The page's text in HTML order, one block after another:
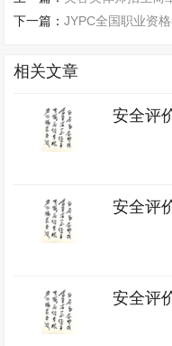
下一篇：JYPC全国职业资
相关文章
安全评
安全评
安全评